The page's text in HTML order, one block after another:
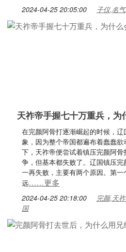
2024-04-25 20:05:00 子仪,名
天祚帝手握七十万重兵，
在完颜阿骨打逐渐崛起的时候，
象，因为整个帝国都遍布着蠢蠢
下，天祚帝便尝试着镇压完颜阿
争，但基本都失败了。辽国镇压
一再失败，主要有两个原因。第
远……更多
2024-04-25 20:18:00
完颜,天
国